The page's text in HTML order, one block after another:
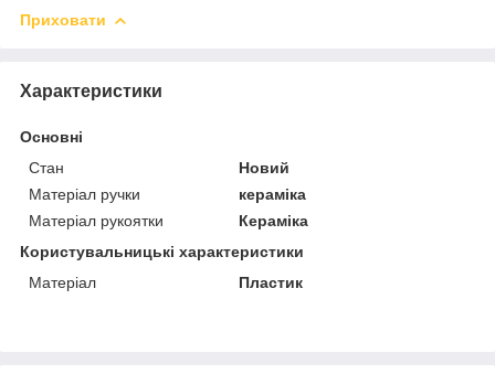
Приховати
Характеристики
Основні
Стан
Новий
Матеріал ручки
кераміка
Матеріал рукоятки
Кераміка
Користувальницькі характеристики
Матеріал
Пластик